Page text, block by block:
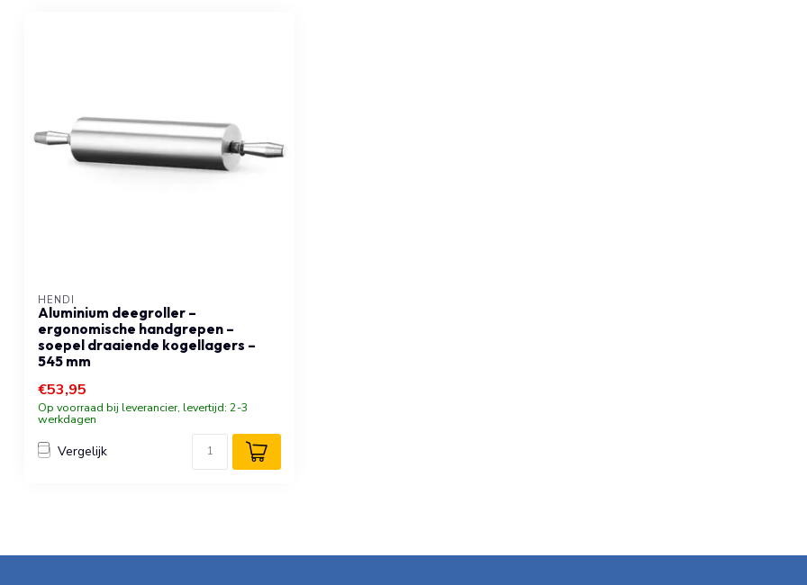
HENDI
Aluminium deegroller –
ergonomische handgrepen –
soepel draaiende kogellagers –
545 mm
€53,95
Op voorraad bij leverancier, levertijd: 2-3
werkdagen
Vergelijk